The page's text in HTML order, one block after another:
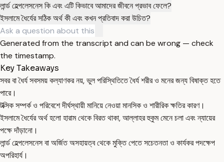
লার্ন্ড হেল্পলেসনেস কি এবং এটি কিভাবে আমাদের জীবনে প্রভাব ফেলে?
ইসলামে ধৈর্যের সঠিক অর্থ কী এবং কখন প্রতিবাদ করা উচিত?
Generated from the transcript and can be wrong — check
the timestamp.
Key Takeaways
সবর বা ধৈর্য সবসময় কল্যাণকর নয়, ভুল পরিস্থিতিতে ধৈর্য শরীর ও মনের জন্য বিষাক্ত হতে
পারে।
টক্সিক সম্পর্ক ও পরিবেশে দীর্ঘস্থায়ী মানিয়ে নেওয়া মানসিক ও শারীরিক ক্ষতির কারণ।
ইসলামে ধৈর্যের অর্থ হলো হারাম থেকে বিরত থাকা, আল্লাহর হুকুম মেনে চলা এবং ন্যায়ের
পক্ষে দাঁড়ানো।
লার্ন্ড হেল্পলেসনেস বা অর্জিত অসহায়ত্ব থেকে মুক্তি পেতে সচেতনতা ও কার্যকর পদক্ষেপ
অপরিহার্য।